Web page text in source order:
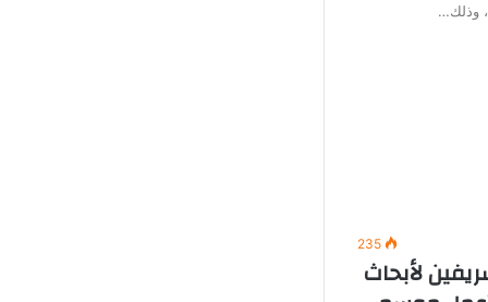
وذلك…
235
لأبحاث